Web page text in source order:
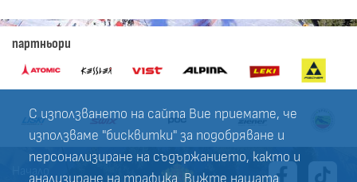
С използването на сайта Вие приемате, че
използваме "бисквитки" за подобряване и
персонализиране на съдържанието, както и
анализиране на трафика. Вижте нашата
партньори